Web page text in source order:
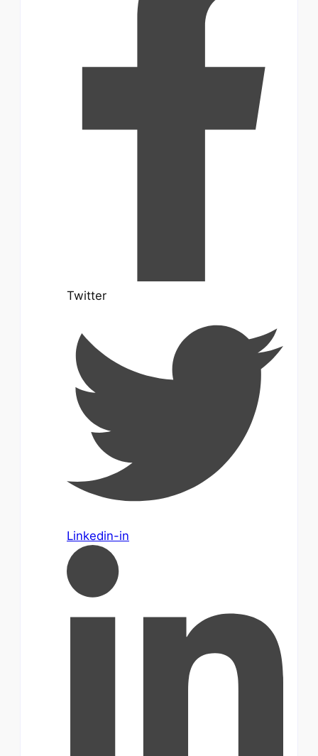
Twitter
Linkedin-in